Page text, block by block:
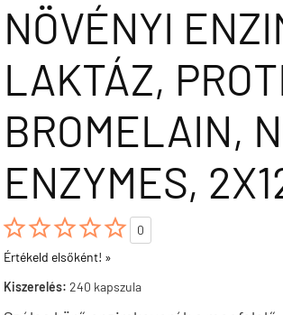
NÖVÉNYI
LAKTÁZ,
BROMELAIN,
ENZYMES,

0
Értékeld elsőként! »
Kiszerelés: 240 kapszula